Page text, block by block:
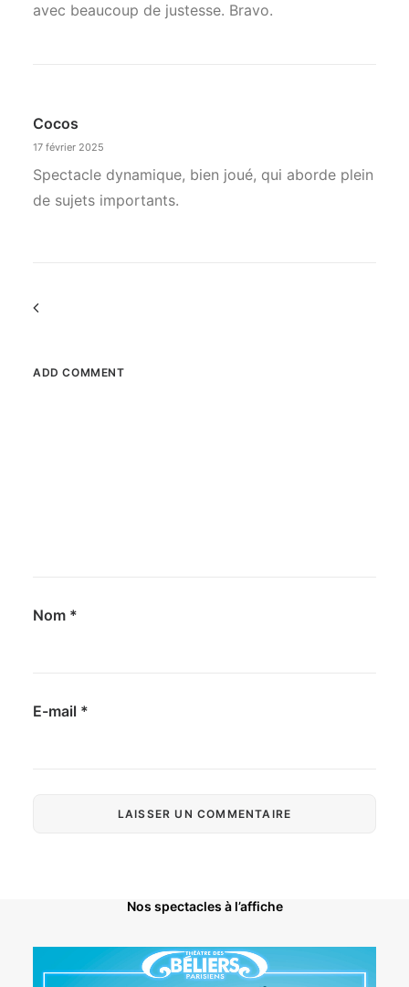
avec beaucoup de justesse. Bravo.
Cocos
17 février 2025
Spectacle dynamique, bien joué, qui aborde plein
de sujets importants.
Commenter
navigation
ADD COMMENT
Nom *
E-mail *
Nos spectacles à l’affiche